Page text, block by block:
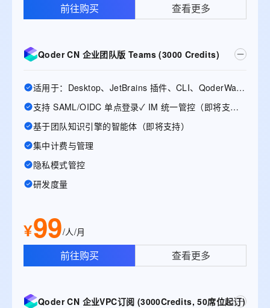
前往购买 查看更多
Qoder CN 企业团队版 Teams (3000 Credits)
适用于：Desktop、JetBrains 插件、CLI、QoderWake、Mobile
支持 SAML/OIDC 单点登录✓ IM 统一管控（即将支持）
基于团队知识引擎的智能体（即将支持）
集中计费与管理
隐私模式管控
研发度量
¥99/人/月
前往购买 查看更多
Qoder CN 企业VPC订阅 (3000Credits, 50席位起订)